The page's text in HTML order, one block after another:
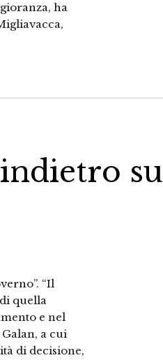
ha
su
“Il
quella
e nel
a cui
di decisione,